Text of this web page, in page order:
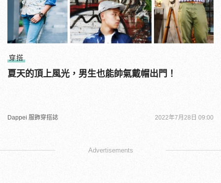
穿搭
夏天的頂上風光，男生也能帥氣戴帽出門！
Dappei 服飾穿搭誌 2022年7月28日 09:00
Advertisements